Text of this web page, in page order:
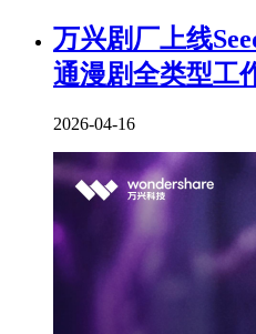
万兴剧厂上线
通漫剧全类型工
2026-04-16